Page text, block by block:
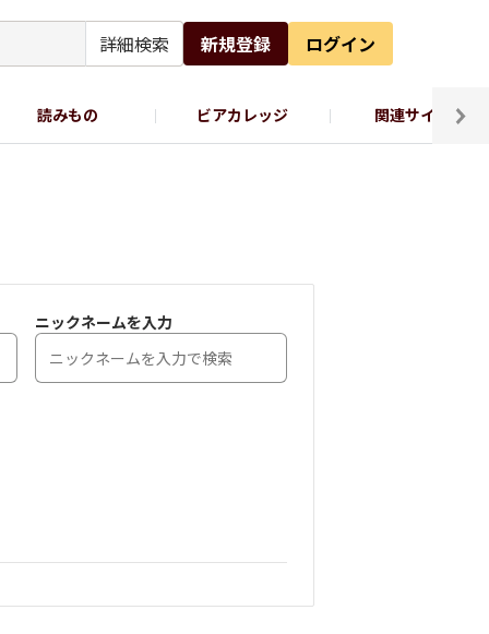
詳細検索 新規登録 ログイン
読みもの ビアカレッジ 関連サイト
ニックネームを入力